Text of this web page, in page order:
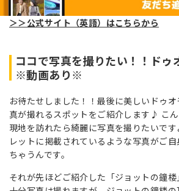
＞＞公式サイト（英語）はこちらから
ココで写真を撮りたい！！ドゥ
※動画あり※
お待たせしました！！最後に美しいドゥ
真が撮れるスポットをご紹介します♪ こん
現地を訪れたら綺麗に写真を撮りたいで
レットに掲載されているような写真がご
ちゃうんです。
それが先ほどご紹介した「ジョットの鐘